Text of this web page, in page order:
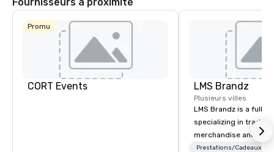
Promu
CORT Events LMS Brandz
Plusieurs villes
LMS Brandz is a full-
specializing in trade
merchandise and
booth giveaways and
Prestations/Cadeaux